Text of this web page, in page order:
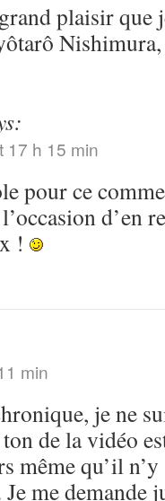
plaisir que
17 h 15 min
pour ce
d’en
!
min
je ne
de la vidéo
même qu’il
me demande